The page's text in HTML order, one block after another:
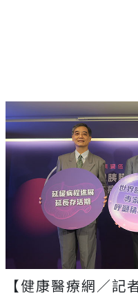
【健康醫療網／記